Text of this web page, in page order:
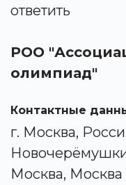
ответить
РОО
олимпиад"
Контактные
г. Москва,
Москва, Москва